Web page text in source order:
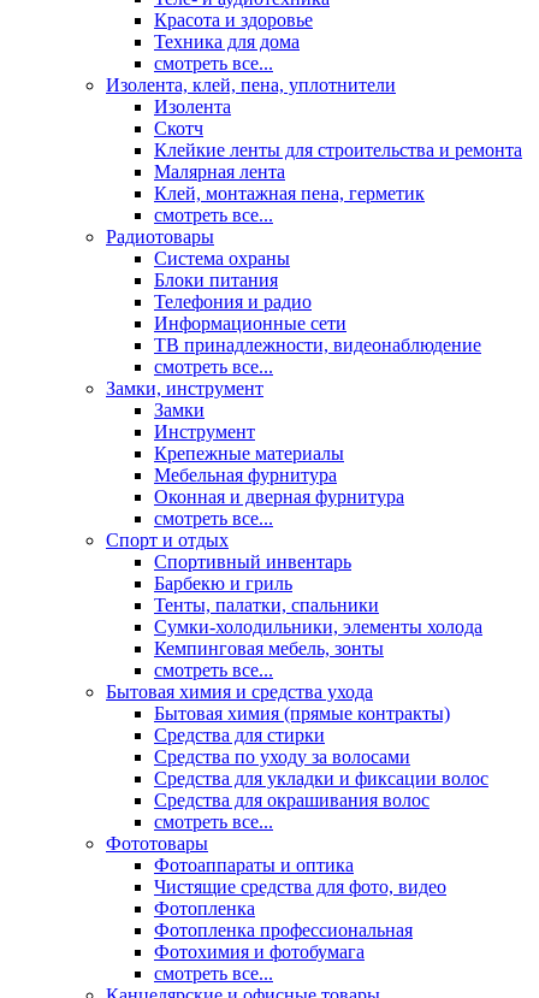
Красота и здоровье
Техника для дома
смотреть все...
Изолента, клей, пена, уплотнители
Изолента
Скотч
Клейкие ленты для строительства и ремонта
Малярная лента
Клей, монтажная пена, герметик
смотреть все...
Радиотовары
Система охраны
Блоки питания
Телефония и радио
Информационные сети
ТВ принадлежности, видеонаблюдение
смотреть все...
Замки, инструмент
Замки
Инструмент
Крепежные материалы
Мебельная фурнитура
Оконная и дверная фурнитура
смотреть все...
Спорт и отдых
Спортивный инвентарь
Барбекю и гриль
Тенты, палатки, спальники
Сумки-холодильники, элементы холода
Кемпинговая мебель, зонты
смотреть все...
Бытовая химия и средства ухода
Бытовая химия (прямые контракты)
Средства для стирки
Средства по уходу за волосами
Средства для укладки и фиксации волос
Средства для окрашивания волос
смотреть все...
Фототовары
Фотоаппараты и оптика
Чистящие средства для фото, видео
Фотопленка
Фотопленка профессиональная
Фотохимия и фотобумага
смотреть все...